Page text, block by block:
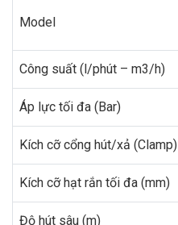
Model
Công suất (l/phút – m3/h)
Áp lực tối đa (Bar)
Kích cỡ cổng hút/xả (Clamp)
Kích cỡ hạt rắn tối đa (mm)
Độ hút sâu (m)